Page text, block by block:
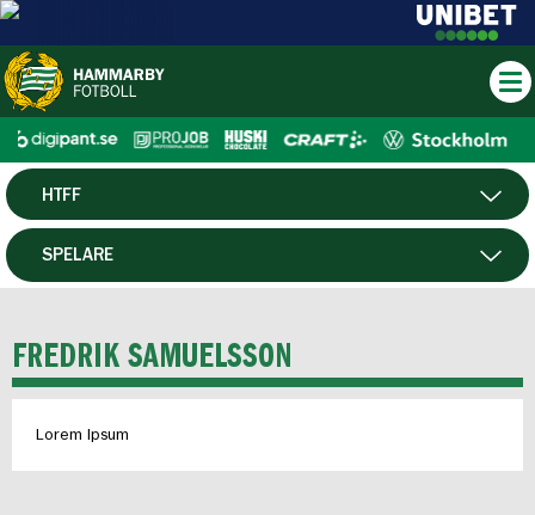
HERR
HTFF
P19
F19
SPELARE
FREDRIK SAMUELSSON
Lorem Ipsum